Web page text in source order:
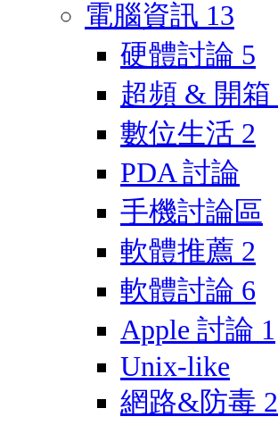
電腦資訊 13
硬體討論 5
超頻 & 開箱
數位生活 2
PDA 討論
手機討論區
軟體推薦 2
軟體討論 6
Apple 討論 1
Unix-like
網路&防毒 2